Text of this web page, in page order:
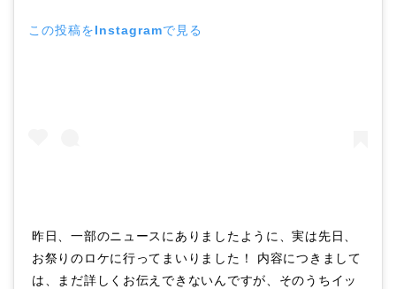
この投稿をInstagramで見る
昨日、一部のニュースにありましたように、実は先日、
お祭りのロケに行ってまいりました！ 内容につきまして
は、まだ詳しくお伝えできないんですが、そのうちイッ